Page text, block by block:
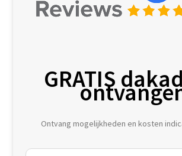
GRATIS
Ontvang mogelijkheden en kosten